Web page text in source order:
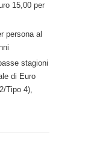
15,00 per
persona al
stagioni
di Euro
Tipo 4),